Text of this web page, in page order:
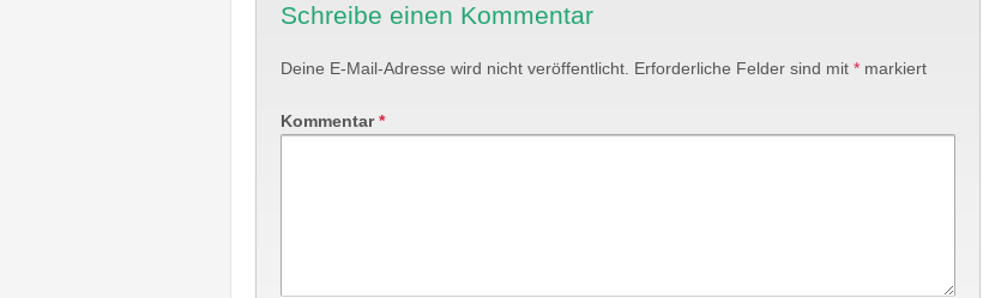
Schreibe einen Kommentar
Deine E-Mail-Adresse wird nicht veröffentlicht. Erforderliche Felder sind mit * markiert
Kommentar*